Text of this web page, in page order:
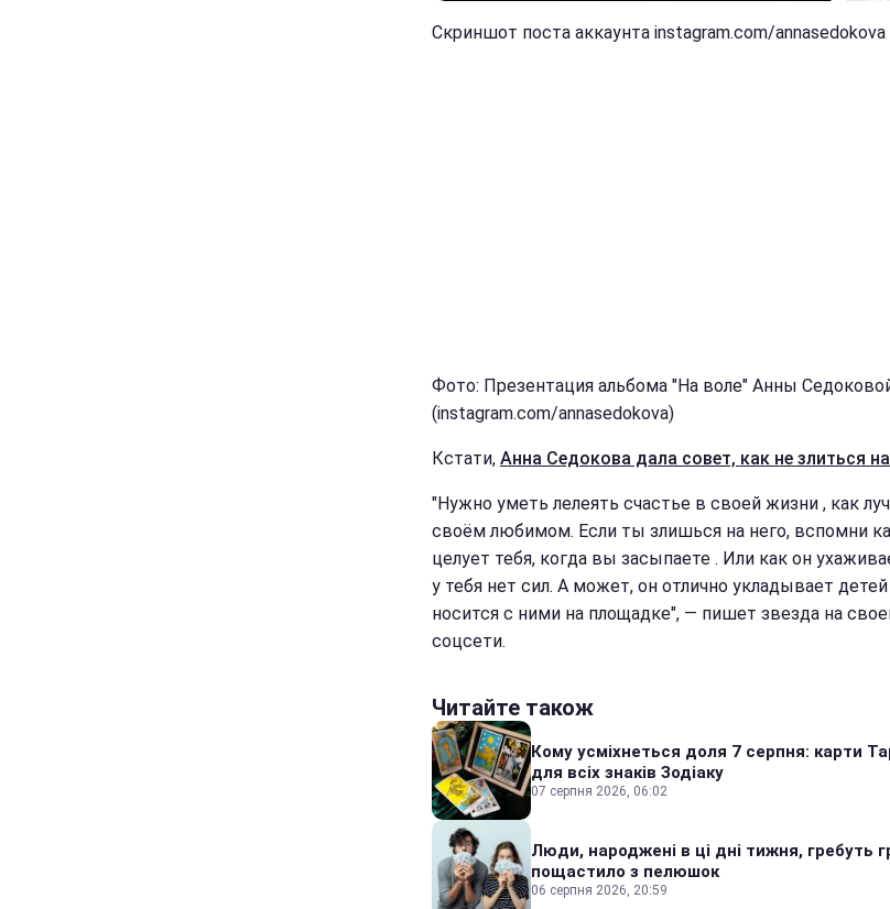
Скриншот поста аккаунта instagram.com/annasedokova
Фото: Презентация альбома "На воле" Анны
(instagram.com/annasedokova)
Кстати, Анна Cедокова дала совет, как не злиться
"Нужно уметь лелеять счастье в своей жизни , как
своём любимом. Если ты злишься на него, вспомни
целует тебя, когда вы засыпаете . Или как он
у тебя нет сил. А может, он отлично укладывает
носится с ними на площадке", — пишет звезда на
соцсети.
Читайте також
Кому усміхнеться доля 7 серпня: карти
для всіх знаків Зодіаку
07 серпня 2026, 06:02
Люди, народжені в ці дні тижня, гребуть
пощастило з пелюшок
06 серпня 2026, 20:59